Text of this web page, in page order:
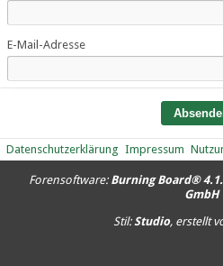
E-Mail-Adresse
Datenschutzerklärung Impressum
Forensoftware: Burning Board®
GmbH
Stil:Studio, erstellt